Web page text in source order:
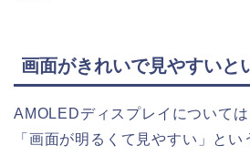
画面がきれいで見やすいと
AMOLEDディスプレイについては
「画面が明るくて見やすい」とい